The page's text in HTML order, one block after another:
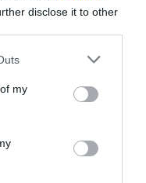
disclose it to other
my
sistemas de
políticas de
transparencia. Los
que están
y que cumplen